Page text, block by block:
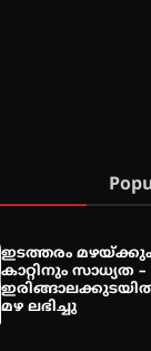
തേലപ്പിളളി
തോമാസ് (69)
ഇടത്തരം
കാറ്റിനും സാധ്യത –
ഇരിങ്ങാലക്കുടയിൽ
മഴ ലഭിച്ചു